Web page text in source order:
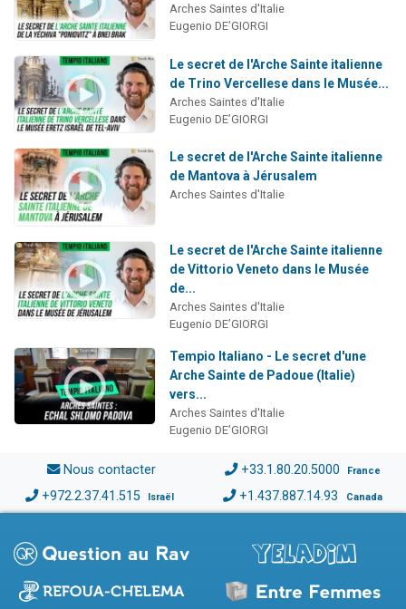
Arches Saintes d'Italie
Eugenio DE’GIORGI
Le secret de l'Arche Sainte italienne
de Trino Vercellese dans le Musée...
Arches Saintes d'Italie
Eugenio DE’GIORGI
Le secret de l'Arche Sainte italienne
de Mantova à Jérusalem
Arches Saintes d'Italie
Le secret de l'Arche Sainte italienne
de Vittorio Veneto dans le Musée
de...
Arches Saintes d'Italie
Eugenio DE’GIORGI
Tempio Italiano - Le secret d'une
Arche Sainte de Padoue (Italie)
vers...
Arches Saintes d'Italie
Eugenio DE’GIORGI
Nous contacter +33.1.80.20.5000 France
+972.2.37.41.515 Israël +1.437.887.14.93 Canada